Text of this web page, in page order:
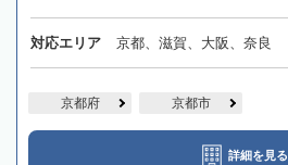
対応エリア 京都、滋賀、大阪、奈良
京都府 京都市
詳細を見る